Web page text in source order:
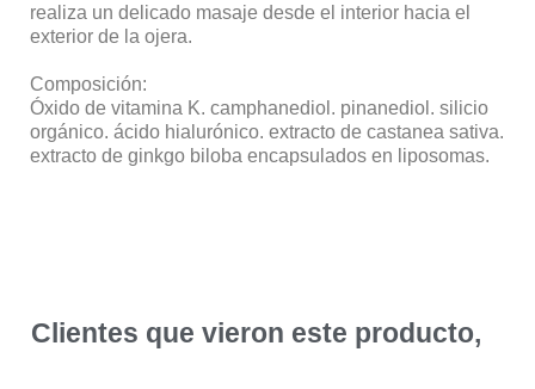
realiza un delicado masaje desde el interior hacia el
exterior de la ojera.
Composición:
Óxido de vitamina K. camphanediol. pinanediol. silicio
orgánico. ácido hialurónico. extracto de castanea sativa.
extracto de ginkgo biloba encapsulados en liposomas.
Clientes que vieron este producto,